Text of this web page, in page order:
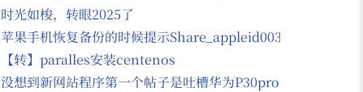
时光如梭，转眼2025了
苹果手机恢复备份的时候提示Share_appleid003@163.com
【转】paralles安装centenos
没想到新网站程序第一个帖子是吐槽华为P30pro手机的